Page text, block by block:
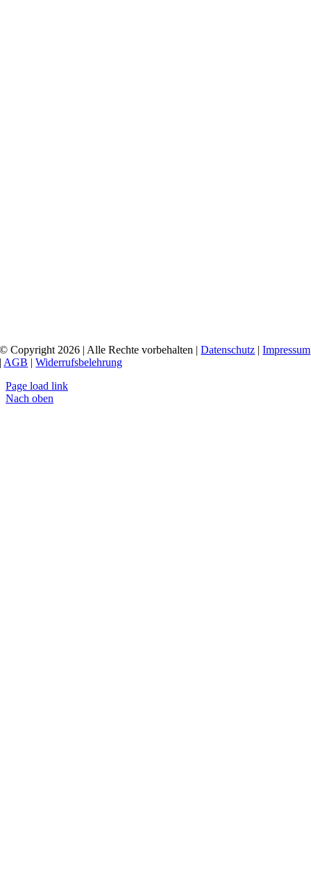
© Copyright 2026 | Alle Rechte vorbehalten |Datenschutz |Impressum
| AGB |Widerrufsbelehrung
Page load link
Nach oben